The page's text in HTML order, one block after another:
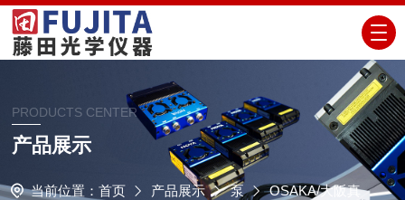
PRODUCTS CENTER
产品展示
当前位置： 首页 产品展示 泵
OSAKA/大阪真